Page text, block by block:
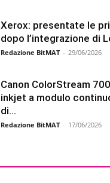
Xerox: presentate le
dopo l’integrazione di
Redazione BitMAT - 29/06/2026
Canon ColorStream
inkjet a modulo
di...
Redazione BitMAT - 17/06/2026